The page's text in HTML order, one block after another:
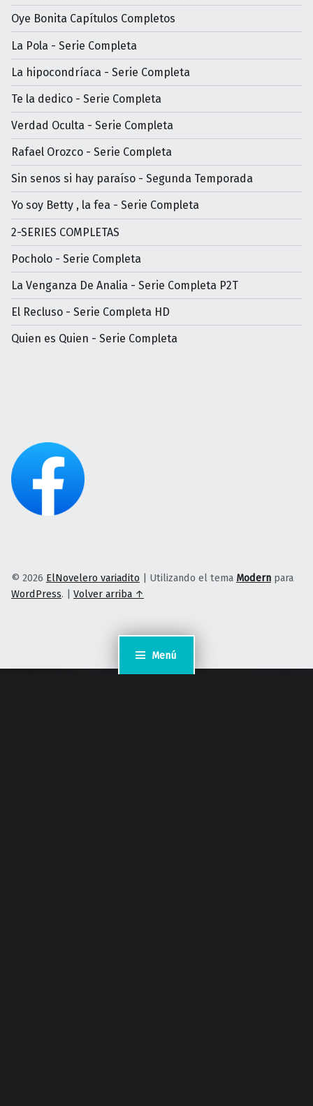
Menú
Oye Bonita Capítulos Completos
La Pola - Serie Completa
La hipocondríaca - Serie Completa
Te la dedico - Serie Completa
Verdad Oculta - Serie Completa
Rafael Orozco - Serie Completa
Sin senos si hay paraíso - Segunda Temporada
Yo soy Betty , la fea - Serie Completa
2-SERIES COMPLETAS
Pocholo - Serie Completa
La Venganza De Analia - Serie Completa P2T
El Recluso - Serie Completa HD
Quien es Quien - Serie Completa
© 2026 ElNovelero variadito | Utilizando el tema Modern para
WordPress. | Volver arriba ↑